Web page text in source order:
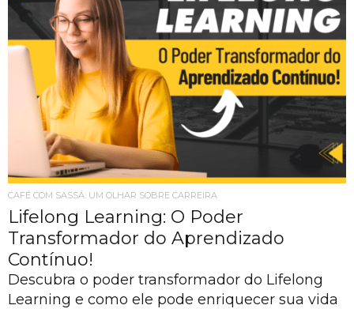
CAFÉ COM SASSÁ: UM OLHAR SOBRE CARREIRA
Lifelong Learning: O Poder
Transformador do Aprendizado
Contínuo!
Descubra o poder transformador do Lifelong
Learning e como ele pode enriquecer sua vida